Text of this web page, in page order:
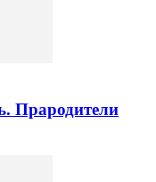
Прародители